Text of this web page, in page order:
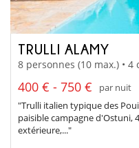
TRULLI ALAMY
8 personnes (10 max.) • 4
400 € - 750 €
par nuit
"Trulli italien typique des
paisible campagne d'Ostuni,
extérieure,..."